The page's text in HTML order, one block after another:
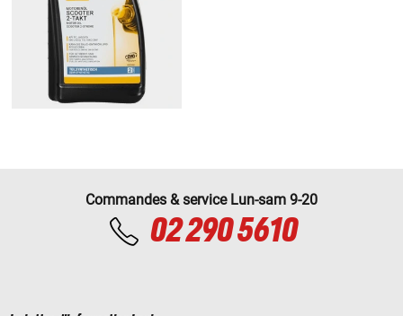
Commandes & service Lun-sam 9-20
02 290 5610